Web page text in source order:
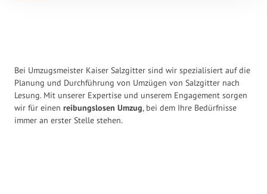
Bei Umzugsmeister Kaiser Salzgitter sind wir spezialisiert auf die
Planung und Durchführung von Umzügen von Salzgitter nach
Lesung. Mit unserer Expertise und unserem Engagement sorgen
wir für einen reibungslosen Umzug, bei dem Ihre Bedürfnisse
immer an erster Stelle stehen.